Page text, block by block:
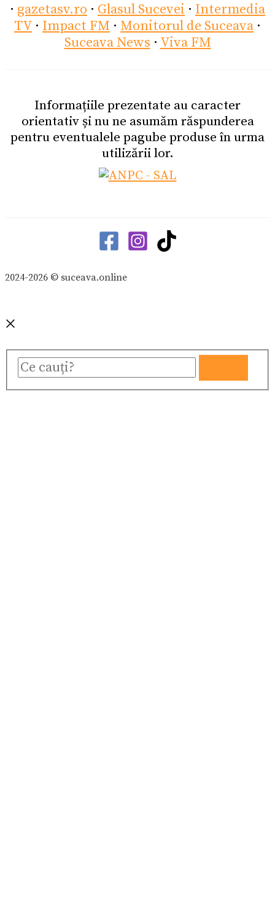
· gazetasv.ro · Glasul Sucevei · Intermedia
TV · Impact FM · Monitorul de Suceava ·
Suceava News · Viva FM
Informațiile prezentate au caracter
orientativ și nu ne asumăm răspunderea
pentru eventualele pagube produse în urma
utilizării lor.
2024-2026 © suceava.online